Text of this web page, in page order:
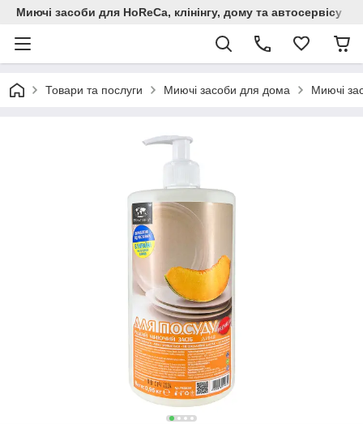
Миючi засоби для HoReCa, клінінгу, дому та автосервiсу
Товари та послуги Миючі засоби для дома Миючі